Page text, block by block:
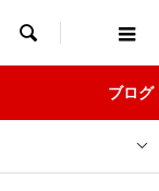

ブログ